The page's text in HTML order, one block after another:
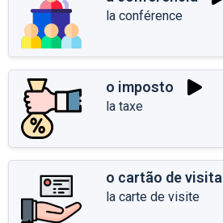
la conférence
o imposto
la taxe
o cartão de visita
la carte de visite